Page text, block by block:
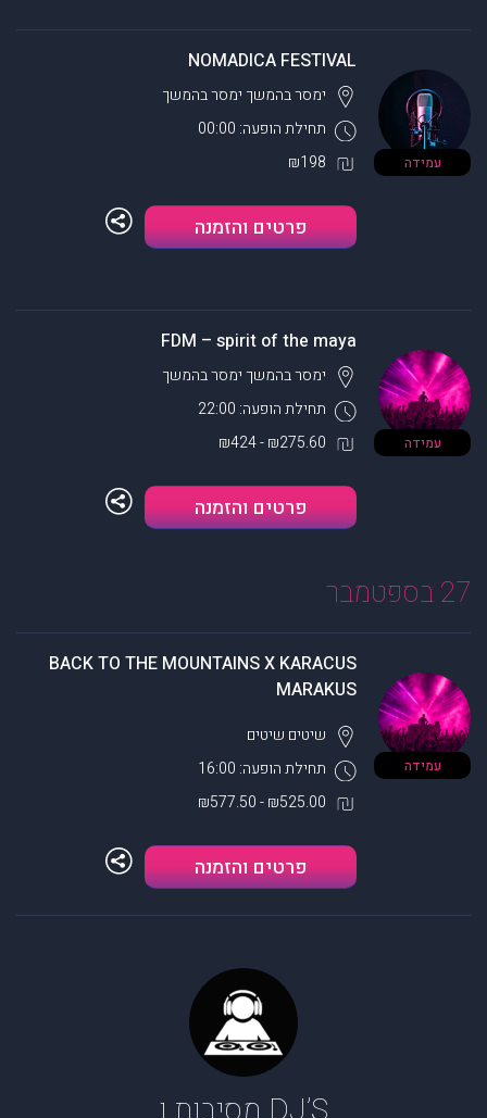
עמידה
NOMADICA FESTIVAL
תחילת הופעה: 00:00
ימסר בהמשך ימסר בהמשך
₪198
פרטים והזמנה
עמידה
FDM – spirit of the maya
תחילת הופעה: 22:00
ימסר בהמשך ימסר בהמשך
₪275.60 - ₪424
פרטים והזמנה
27 בספטמבר
עמידה
BACK TO THE MOUNTAINS X KARACUS
MARAKUS
תחילת הופעה: 16:00
שיטים שיטים
₪525.00 - ₪577.50
פרטים והזמנה